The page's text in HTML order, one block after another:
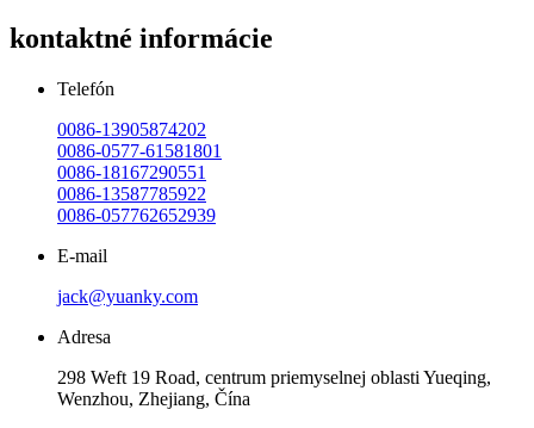
kontaktné informácie
Telefón
0086-13905874202
0086-0577-61581801
0086-18167290551
0086-13587785922
0086-057762652939
E-mail
jack@yuanky.com
Adresa
298 Weft 19 Road, centrum priemyselnej oblasti Yueqing,
Wenzhou, Zhejiang, Čína